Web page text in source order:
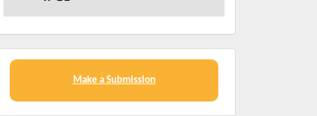
Make a Submission